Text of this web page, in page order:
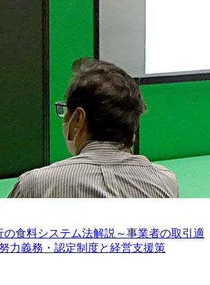
の食料システム法解説～事業者の取引適
力義務・認定制度と経営支援策